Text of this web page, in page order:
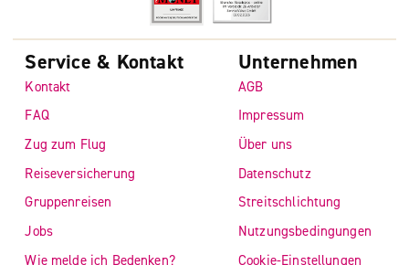
Service & Kontakt
Kontakt
FAQ
Zug zum Flug
Reiseversicherung
Gruppenreisen
Jobs
Wie melde ich Bedenken?
Unternehmen
AGB
Impressum
Über uns
Datenschutz
Streitschlichtung
Nutzungsbedingungen
Cookie-Einstellungen